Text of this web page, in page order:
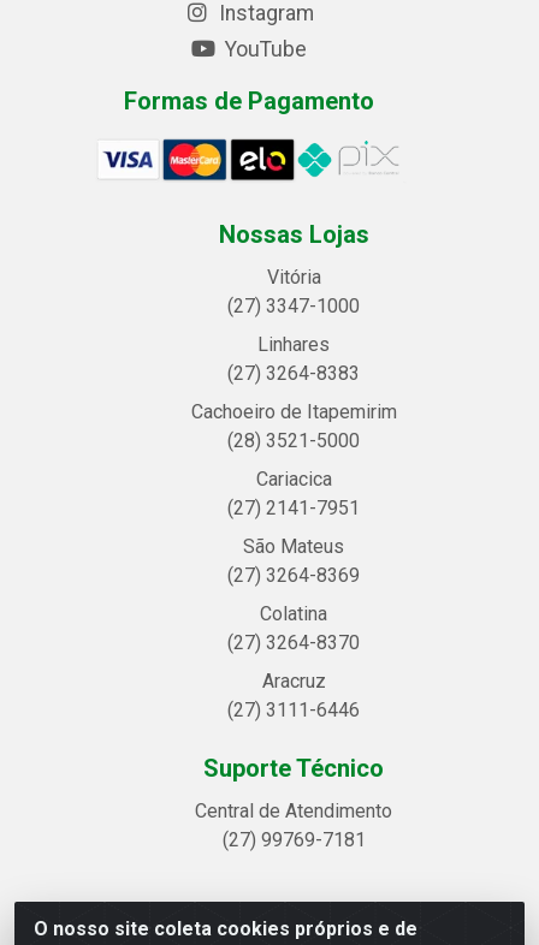
O nosso site coleta cookies próprios e de
Instagram
YouTube
Formas de Pagamento
Nossas Lojas
Vitória
(27) 3347-1000
Linhares
(27) 3264-8383
Cachoeiro de Itapemirim
(28) 3521-5000
Cariacica
(27) 2141-7951
São Mateus
(27) 3264-8369
Colatina
(27) 3264-8370
Aracruz
(27) 3111-6446
Suporte Técnico
Central de Atendimento
(27) 99769-7181